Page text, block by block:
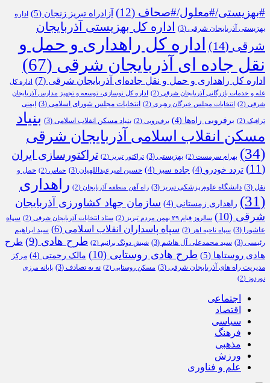
#بهزیستی/#معلول/#صحاف (12) آزادراه تبریز زنجان (5)
اداره
بهزیستی آذربایجان شرقی (3)
اداره کل بهزیستی آذربایجان
شرقی (14)
اداره کل راهداری و حمل و
نقل جاده ای آذربایجان شرقی (67)
اداره کل راهداری و حمل و نقل جاده‌ای آذربایجان شرقی (7)
اداره کل
غله و خدمات بازرگانی آذربایجان شرقی (2)
اداره کل نوسازی، توسعه و تجهیز مدارس آذربایجان
شرقی (2) انتخابات مجلس خبرگان رهبری (2) انتخابات مجلس شورای اسلامی (3) ایمنی
ترافیک (2) برفروبی راه‌ها (4) برف‌روبی (2) بنیاد مسکن انقلاب اسلامی (3)
بنیاد
مسکن انقلاب اسلامی آذربایجان شرقی
(34)
بهرام سرمست (2) بهزیستی (3) تراکتور تبریز (2)
تراکتورسازی ایران
(11)
تردد خودرو (4) جاده سبز (4) حسین امیرعبداللهیان (3) حماس (2)
حمل و
نقل (3) دانشگاه علوم پزشکی تبریز (3) راه آهن منطقه آذربایجان (2)
راهداری
(31)
راهداری زمستانی (4)
سازمان جهاد کشاورزی آذربایجان
شرقی (10) سالروز قیام ۲۹ بهمن مردم تبریز (2) ستاد انتخابات آذربایجان شرقی (2)
سپاه
عاشورا
(3) سپاه ناحیه اهر (2) سپاه پاسداران انقلاب اسلامی (6)
سید ابراهیم
رئیسی (3) سید محمدعلی آل هاشم (3) شیش دونگ برانیم (2) طرح هادی (9)
طرح
هادی روستاها (5) طرح هادی روستایی (10) مالک رحمتی (4)
مرکز
مدیریت راه های آذربایجان شرقی (3) مسکن روستایی (2) نه به تصادف (3)
پایانه مرزی
نوردوز (2)
اجتماعی
اقتصاد
سیاسی
فرهنگ
مذهبی
ورزش
علم و فناوری